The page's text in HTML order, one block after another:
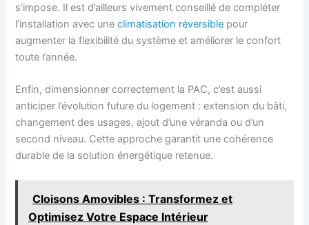
s’impose. Il est d’ailleurs vivement conseillé de compléter
l’installation avec uneclimatisation réversible pour
augmenter la flexibilité du système et améliorer le confort
toute l’année.
Enfin, dimensionner correctement la PAC, c’est aussi
anticiper l’évolution future du logement : extension du bâti,
changement des usages, ajout d’une véranda ou d’un
second niveau. Cette approche garantit une cohérence
durable de la solution énergétique retenue.
Cloisons Amovibles : Transformez et
Optimisez Votre Espace Intérieur